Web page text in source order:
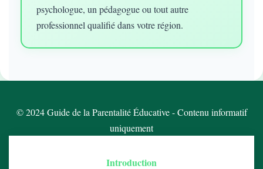
psychologue, un pédagogue ou tout autre
professionnel qualifié dans votre région.
© 2024 Guide de la Parentalité Éducative - Contenu informatif
uniquement
Introduction